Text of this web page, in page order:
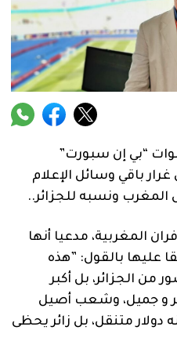
“بي إن سبورت”
باقي وسائل الإعلام
ونسبه للجزائر..
المغربية، مدعيا أنها
عليها بالقول: ”هذه
الجزائر، بل أكبر
و جميل، وشعب أصيل
دولار متنقل، بل زائر يحظى